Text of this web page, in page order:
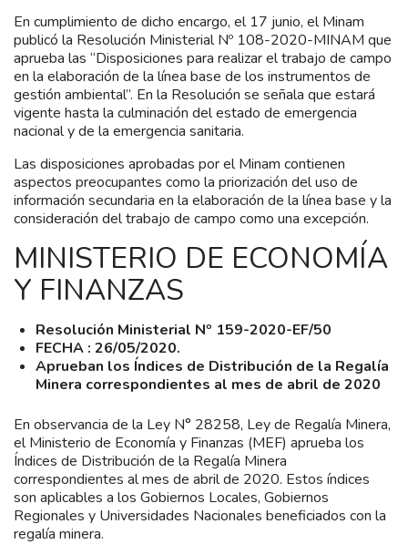
En cumplimiento de dicho encargo, el 17 junio, el Minam
publicó la Resolución Ministerial Nº 108-2020-MINAM que
aprueba las “Disposiciones para realizar el trabajo de campo
en la elaboración de la línea base de los instrumentos de
gestión ambiental”. En la Resolución se señala que estará
vigente hasta la culminación del estado de emergencia
nacional y de la emergencia sanitaria.
Las disposiciones aprobadas por el Minam contienen
aspectos preocupantes como la priorización del uso de
información secundaria en la elaboración de la línea base y la
consideración del trabajo de campo como una excepción.
MINISTERIO DE ECONOMÍA
Y FINANZAS
Resolución Ministerial Nº 159-2020-EF/50
FECHA : 26/05/2020.
Aprueban los Índices de Distribución de la Regalía
Minera correspondientes al mes de abril de 2020
En observancia de la Ley N° 28258, Ley de Regalía Minera,
el Ministerio de Economía y Finanzas (MEF) aprueba los
Índices de Distribución de la Regalía Minera
correspondientes al mes de abril de 2020. Estos índices
son aplicables a los Gobiernos Locales, Gobiernos
Regionales y Universidades Nacionales beneficiados con la
regalía minera.